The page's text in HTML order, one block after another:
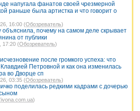
напугала фанатов своей чрезмерной
раньше была артистка и что говорит о
16:00 (Обозреватель)
объяснила, почему на самом деле скрывает
от публики
17:20 (Обозреватель)
после громкого успеха: что
Клавдией Петровной и как она изменилась
во Дворце сп
03:35 (Обозреватель)
поделилась редкими кадрами с дочерью
ivona.com.ua)